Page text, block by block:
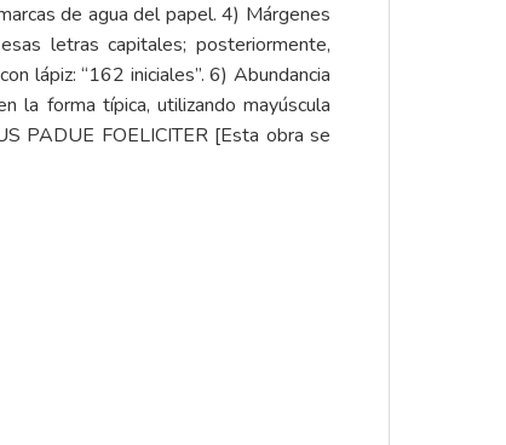
de agua del papel. 4) Márgenes
letras capitales; posteriormente,
lápiz: “162 iniciales”. 6) Abundancia
la forma típica, utilizando mayúscula
PADUE FOELICITER [Esta obra se